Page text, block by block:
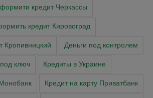
кредит Черкасcы
кредит Кировоград
Кропивницкий Деньги под контролем
ключ Кредиты в Украине
Кредит на карту Приватбанк